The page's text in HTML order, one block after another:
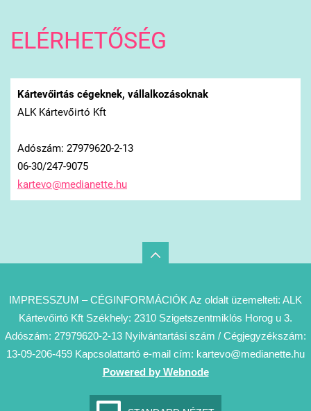
ELÉRHETŐSÉG
Kártevőirtás cégeknek, vállalkozásoknak
ALK Kártevőirtó Kft
Adószám: 27979620-2-13
06-30/247-9075
kartevo@medianette.hu
IMPRESSZUM – CÉGINFORMÁCIÓK Az oldalt üzemelteti: ALK
Kártevőirtó Kft Székhely: 2310 Szigetszentmiklós Horog u 3.
Adószám: 27979620-2-13 Nyilvántartási szám / Cégjegyzékszám:
13-09-206-459 Kapcsolattartó e-mail cím: kartevo@medianette.hu
Powered by Webnode